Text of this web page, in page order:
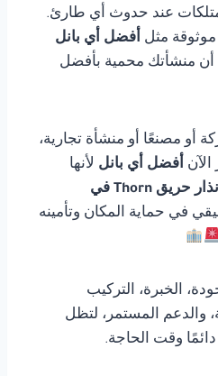
عند حدوث أي طارئ.
موثوقة مثل أفضل أي بانل
أن منشأتك محمية بأفضل
أو مصنعًا أو منشأة تجارية،
الآن أفضل أي بانل لأنها
صيانة نظام انذار حريق Thorn في
في حماية المكان وتأمينه
الخبرة، التركيب
والدعم المستمر، لتظل
وقت الحاجة.